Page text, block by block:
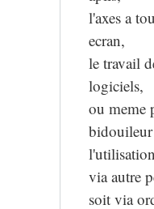
l'axes a
ecran,
le travail
logiciels,
ou meme
bidouileur
via autre
soit via